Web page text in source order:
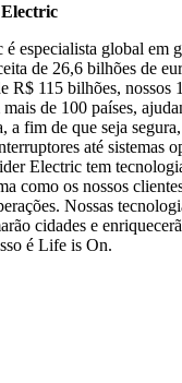
especialista global em
de 26,6 bilhões de
R$ 115 bilhões,
de 100 países,
a fim de que seja
até sistemas
Electric tem
como os nossos
Nossas
cidades e
é Life is On.